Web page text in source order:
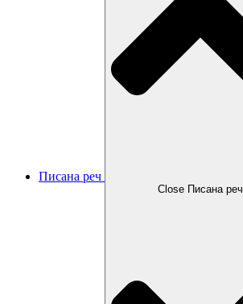
Писана реч
Close Писана реч